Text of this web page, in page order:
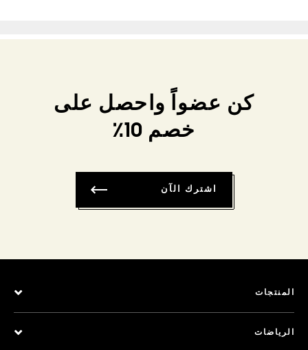
كن عضواً واحصل على
خصم 10٪
اشترك الآن
المنتجات
الرياضات